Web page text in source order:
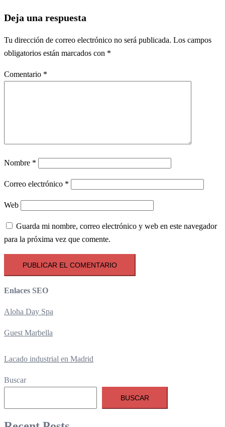
Deja una respuesta
Tu dirección de correo electrónico no será publicada. Los campos
obligatorios están marcados con *
Comentario *
Nombre *
Correo electrónico *
Web
Guarda mi nombre, correo electrónico y web en este navegador
para la próxima vez que comente.
Enlaces SEO
Aloha Day Spa
Guest Marbella
Lacado industrial en Madrid
Buscar
BUSCAR